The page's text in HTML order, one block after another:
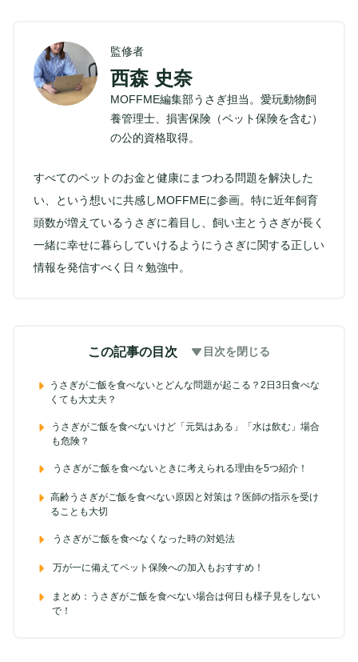
監修者
西森 史奈
MOFFME編集部うさぎ担当。愛玩動物飼
養管理士、損害保険（ペット保険を含む）
の公的資格取得。
すべてのペットのお金と健康にまつわる問題を解決した
い、という想いに共感しMOFFMEに参画。特に近年飼育
頭数が増えているうさぎに着目し、飼い主とうさぎが長く
一緒に幸せに暮らしていけるようにうさぎに関する正しい
情報を発信すべく日々勉強中。
この記事の目次 目次を閉じる
うさぎがご飯を食べないとどんな問題が起こる？2日3日食べな
くても大丈夫？
うさぎがご飯を食べないけど「元気はある」「水は飲む」場合
も危険？
うさぎがご飯を食べないときに考えられる理由を5つ紹介！
高齢うさぎがご飯を食べない原因と対策は？医師の指示を受け
ることも大切
うさぎがご飯を食べなくなった時の対処法
万が一に備えてペット保険への加入もおすすめ！
まとめ：うさぎがご飯を食べない場合は何日も様子見をしない
で！